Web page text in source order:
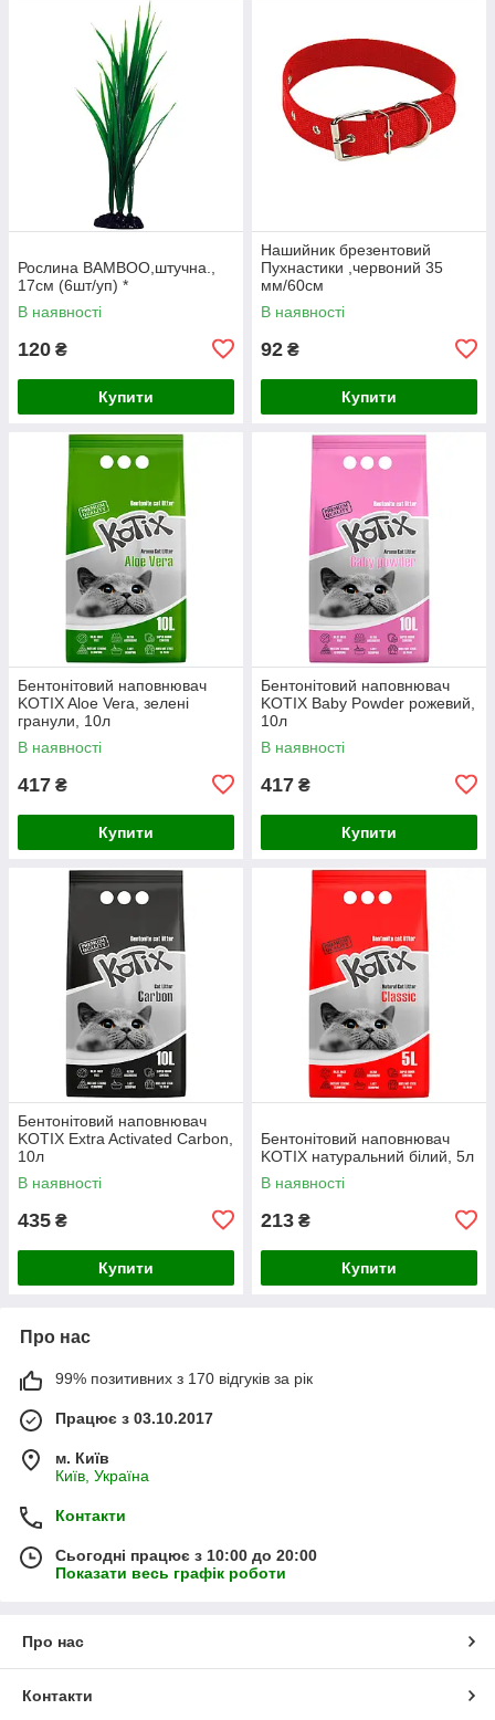
Рослина BAMBOO,штучна.,
17см (6шт/уп) *
В наявності
120 ₴
Купити
Нашийник брезентовий
Пухнастики ,червоний 35
мм/60см
В наявності
92 ₴
Купити
Бентонітовий наповнювач
KOTIX Aloe Vera, зелені
гранули, 10л
В наявності
417 ₴
Купити
Бентонітовий наповнювач
KOTIX Baby Powder рожевий,
10л
В наявності
417 ₴
Купити
Бентонітовий наповнювач
KOTIX Extra Activated Carbon,
10л
В наявності
435 ₴
Купити
Бентонітовий наповнювач
KOTIX натуральний білий, 5л
В наявності
213 ₴
Купити
Про нас
99% позитивних з 170 відгуків за рік
Працює з 03.10.2017
м. Київ
Київ, Україна
Контакти
Сьогодні працює з 10:00 до 20:00
Показати весь графік роботи
Про нас
Контакти